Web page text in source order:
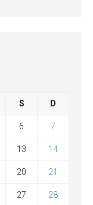
S D
6 7
13 14
20 21
27 28